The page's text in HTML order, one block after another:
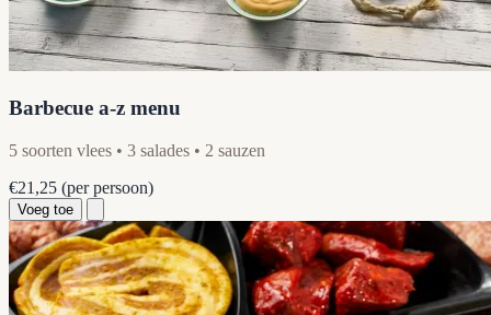
Barbecue a-z menu
5 soorten vlees • 3 salades • 2 sauzen
€21,25 (per persoon)
Voeg toe